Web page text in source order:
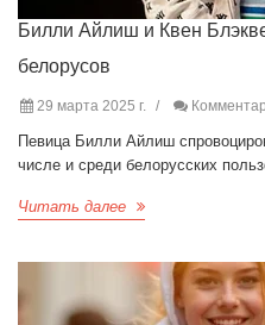
Билли Айлиш и Квен
белорусов
29 марта 2025 г.
Певица Билли Айлиш
числе и среди белорусских
Читать далее